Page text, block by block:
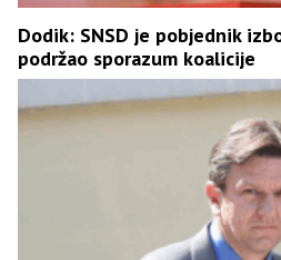
Dodik: SNSD je pobjednik
podržao sporazum koalicije